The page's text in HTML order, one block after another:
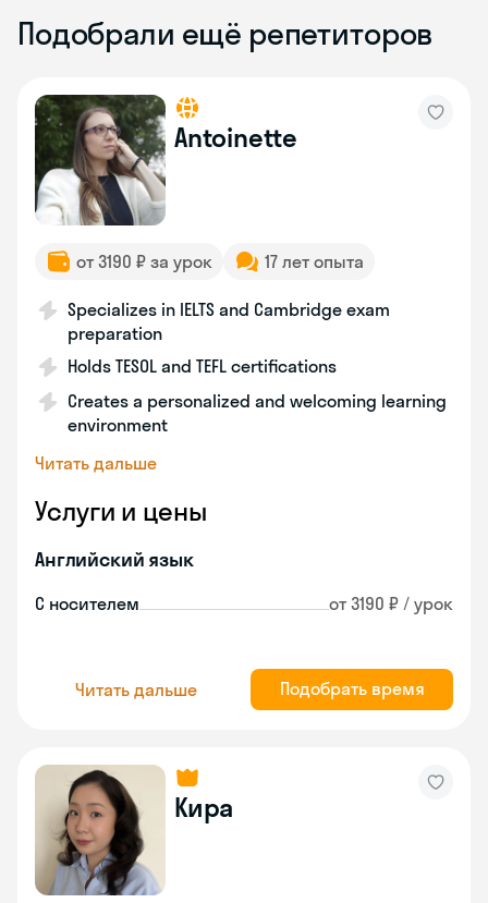
Подобрали ещё репетиторов
Antoinette
от 3190 ₽ за урок 17 лет опыта
Specializes in IELTS and Cambridge exam
preparation
Holds TESOL and TEFL certifications
Creates a personalized and welcoming learning
environment
Читать дальше
Услуги и цены
Английский язык
С носителем от 3190 ₽ / урок
Читать дальше Подобрать время
Кира